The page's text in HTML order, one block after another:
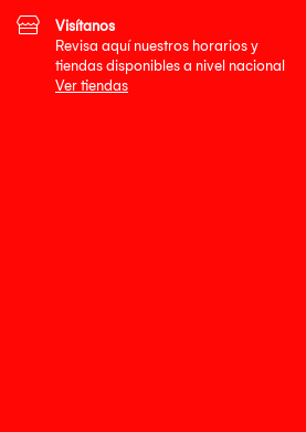
Visítanos
Revisa aquí nuestros horarios y
tiendas disponibles a nivel nacional
Ver tiendas